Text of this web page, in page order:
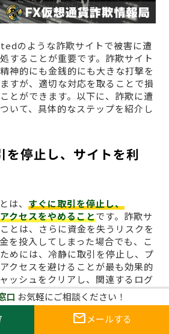
のような詐欺サイトで被害に遭
することが重要です。詐欺サイト
神的にも金銭的にも大きな打撃を
すが、適切な対応を取ることで損
とができます。以下に、詐欺に遭
いて、具体的なステップを紹介し
を停止し、サイトを利
は、 すぐに取引を停止し、
セスをやめることです。詐欺サ
とは、さらに資金を失うリスクを
を投入してしまった場合でも、こ
めには、冷静に取引を停止し、プ
クセスを避けることが最も効果的
ッシュをクリアし、関連するログ
くとより安全です。
口 お気軽にご相談ください！
mail メールする